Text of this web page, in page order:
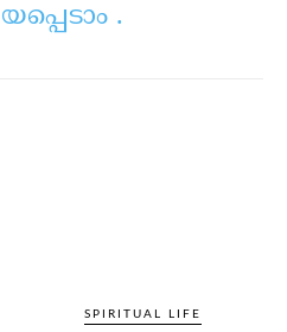
.
SPIRITUAL LIFE